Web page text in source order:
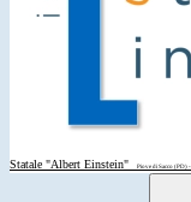
Statale "Albert Einstein"
Piove di Sacco (PD)